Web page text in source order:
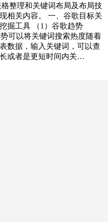
整理和关键词布局及布局技
相关内容。 一、谷歌目标关
掘工具 （1）谷歌趋势
势可以将关键词搜索热度随着
数据，输入关键词，可以查
或者是更短时间内关…